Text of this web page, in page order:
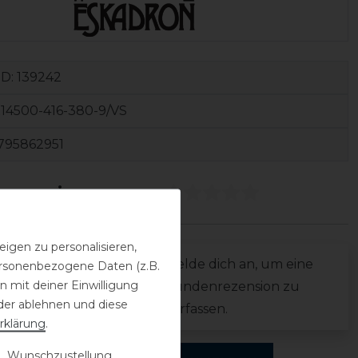
139242
416-380-9/VS
(0)
0
0
0
Melde dich an, um eine
Kundenrezension zu
verfassen.
zu personalisieren,
Daten (z.B.
mit deiner Einwilligung
ablehnen und diese
.
Wunschzustellung